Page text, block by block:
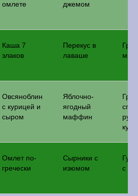
омлете
джемом
Каша 7
злаков
Перекус в
лаваше
Овсяноблин
с курицей и
сыром
Яблочно-
ягодный
маффин
Омлет по-
гречески
Сырники с
изюмом
с